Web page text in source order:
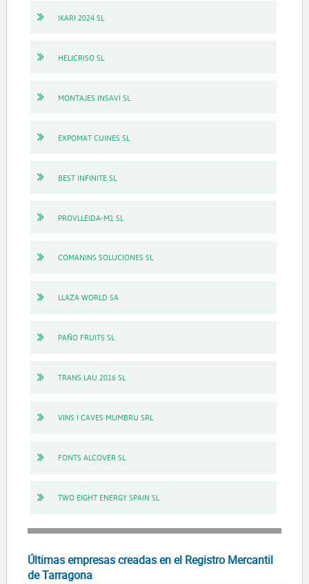
IKARI 2024 SL
HELICRISO SL
MONTAJES INSAVI SL
EXPOMAT CUINES SL
BEST INFINITE SL
PROVLLEIDA-M1 SL
COMANINS SOLUCIONES SL
LLAZA WORLD SA
PAÑO FRUITS SL
TRANS LAU 2016 SL
VINS I CAVES MUMBRU SRL
FONTS ALCOVER SL
TWO EIGHT ENERGY SPAIN SL
Últimas empresas creadas en el Registro Mercantil
de Tarragona